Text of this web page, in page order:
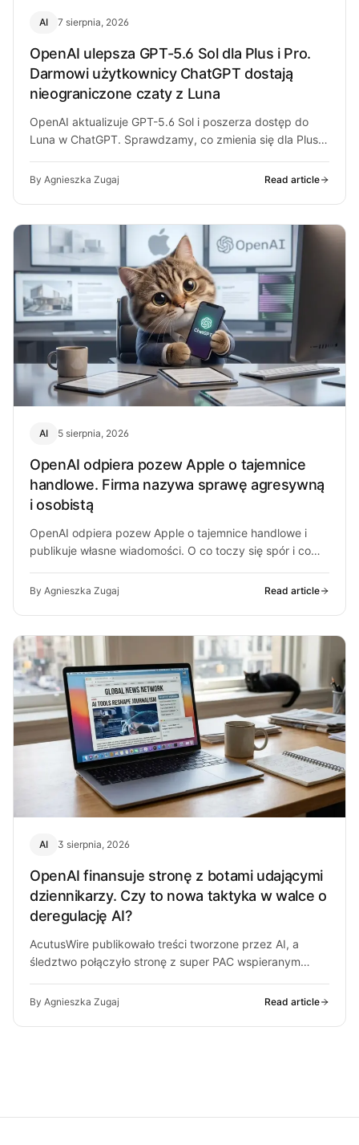
AI 7 sierpnia, 2026
OpenAI ulepsza GPT-5.6 Sol dla Plus i Pro.
Darmowi użytkownicy ChatGPT dostają
nieograniczone czaty z Luna
OpenAI aktualizuje GPT-5.6 Sol i poszerza dostęp do
Luna w ChatGPT. Sprawdzamy, co zmienia się dla Plus,
By Agnieszka Zugaj Read article
AI 5 sierpnia, 2026
OpenAI odpiera pozew Apple o tajemnice
handlowe. Firma nazywa sprawę agresywną
i osobistą
OpenAI odpiera pozew Apple o tajemnice handlowe i
publikuje własne wiadomości. O co toczy się spór i co
By Agnieszka Zugaj Read article
AI 3 sierpnia, 2026
OpenAI finansuje stronę z botami udającymi
dziennikarzy. Czy to nowa taktyka w walce o
deregulację AI?
AcutusWire publikowało treści tworzone przez AI, a
śledztwo połączyło stronę z super PAC wspieranym
By Agnieszka Zugaj Read article